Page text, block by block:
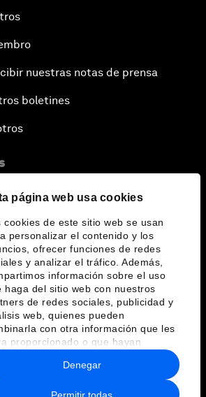
página web usa cookies
cookies de este sitio web se usan
personalizar el contenido y los
ofrecer funciones de redes
y analizar el tráfico. Además,
información sobre el uso
haga del sitio web con nuestros
de redes sociales, publicidad y
web, quienes pueden
con otra información que les
proporcionado o que hayan
a partir del uso que haya
de sus servicios.
Permitir todas
Denegar
nuestras notas de prensa
boletines
el Foro
idiomas
privacidad y normas de uso